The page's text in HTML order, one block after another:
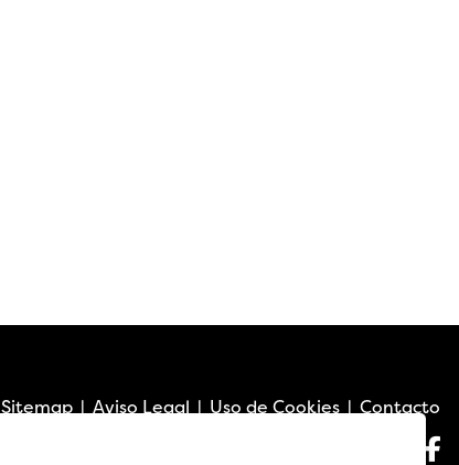
Sitemap | Aviso Legal | Uso de Cookies | Contacto